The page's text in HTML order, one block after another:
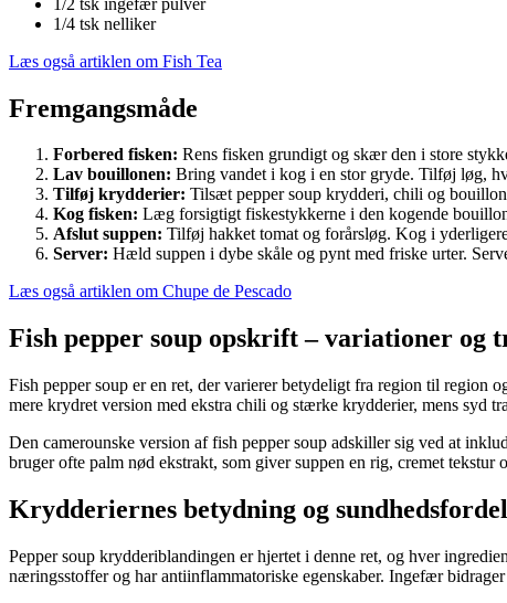
1/4 tsk nelliker
Læs også artiklen om Fish Tea
Fremgangsmåde
Forbered fisken: Rens fisken grundigt og skær den i store
Lav bouillonen: Bring vandet i kog i en stor gryde. Tilføj løg,
Tilføj krydderier: Tilsæt pepper soup krydderi, chili og
Kog fisken: Læg forsigtigt fiskestykkerne i den kogende
Afslut suppen: Tilføj hakket tomat og forårsløg. Kog i
Server: Hæld suppen i dybe skåle og pynt med friske urter.
Læs også artiklen om Chupe de Pescado
Fish pepper soup opskrift – variationer og
Fish pepper soup er en ret, der varierer betydeligt fra region til
mere krydret version med ekstra chili og stærke krydderier, mens syd
Den camerounske version af fish pepper soup adskiller sig ved at
bruger ofte palm nød ekstrakt, som giver suppen en rig, cremet tekstur
Krydderiernes betydning og
Pepper soup krydderiblandingen er hjertet i denne ret, og hver
næringsstoffer og har antiinflammatoriske egenskaber. Ingefær